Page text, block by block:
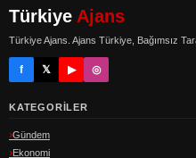
Türkiye Ajans
Türkiye Ajans. Ajans Türkiye, Bağımsız
f 𝕏 ▶ ◎
KATEGORILER
Gündem
Ekonomi